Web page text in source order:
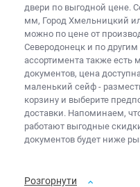
двери по выгодной цене.
мм, Город Хмельницкий
можно по цене от
Северодонецк и по
ассортимента также есть
документов, цена
маленький сейф -
корзину и выберите
доставки. Напоминаем,
работают выгодные
документов будет ниже
Розгорнути